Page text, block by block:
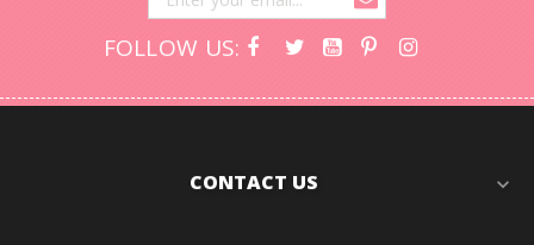
FOLLOW US:
CONTACT US expand_more